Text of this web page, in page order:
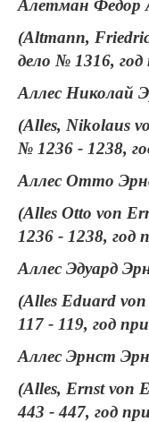
Алетман Федор
(Altmann,
дело № 1316, год
Аллес Николай
(Alles, Nikolaus
№ 1236 - 1238,
Аллес Отто
(Alles Otto von
1236 - 1238, год
Аллес Эдуард
(Alles Eduard
117 - 119, год
Аллес Эрнст
(Alles, Ernst von
443 - 447, год